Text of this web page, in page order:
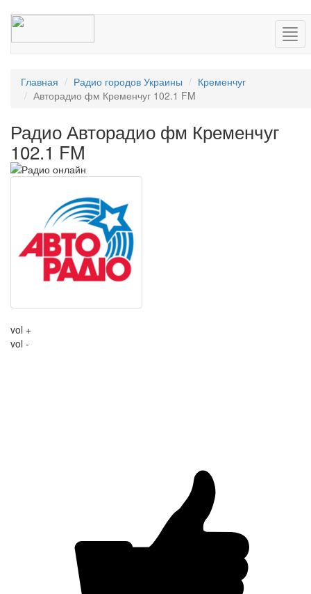
Главная Радио городов Украины
Кременчуг
Авторадио фм Кременчуг 102.1 FM
Радио Авторадио фм Кременчуг
102.1 FM
vol +
vol -